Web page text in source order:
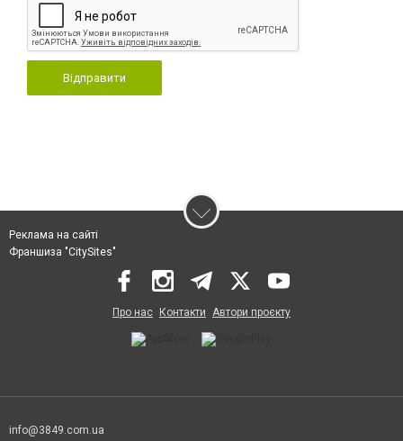
Відправити
Реклама на сайті
Франшиза "CitySites"
Про нас Контакти Автори проєкту
info@3849.com.ua